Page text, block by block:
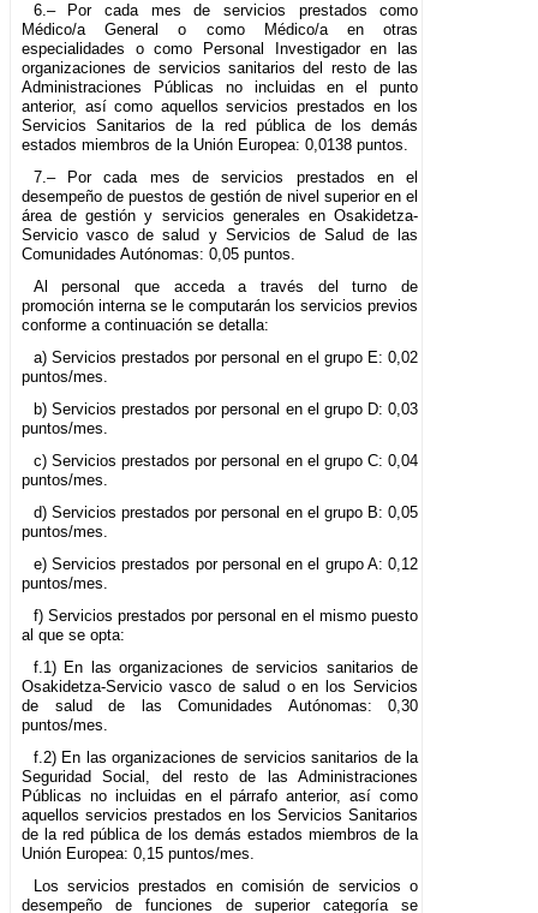
6.– Por cada mes de servicios prestados como
Médico/a General o como Médico/a en otras
especialidades o como Personal Investigador en las
organizaciones de servicios sanitarios del resto de las
Administraciones Públicas no incluidas en el punto
anterior, así como aquellos servicios prestados en los
Servicios Sanitarios de la red pública de los demás
estados miembros de la Unión Europea: 0,0138 puntos.
7.– Por cada mes de servicios prestados en el
desempeño de puestos de gestión de nivel superior en el
área de gestión y servicios generales en Osakidetza-
Servicio vasco de salud y Servicios de Salud de las
Comunidades Autónomas: 0,05 puntos.
Al personal que acceda a través del turno de
promoción interna se le computarán los servicios previos
conforme a continuación se detalla:
a) Servicios prestados por personal en el grupo E: 0,02
puntos/mes.
b) Servicios prestados por personal en el grupo D: 0,03
puntos/mes.
c) Servicios prestados por personal en el grupo C: 0,04
puntos/mes.
d) Servicios prestados por personal en el grupo B: 0,05
puntos/mes.
e) Servicios prestados por personal en el grupo A: 0,12
puntos/mes.
f) Servicios prestados por personal en el mismo puesto
al que se opta:
f.1) En las organizaciones de servicios sanitarios de
Osakidetza-Servicio vasco de salud o en los Servicios
de salud de las Comunidades Autónomas: 0,30
puntos/mes.
f.2) En las organizaciones de servicios sanitarios de la
Seguridad Social, del resto de las Administraciones
Públicas no incluidas en el párrafo anterior, así como
aquellos servicios prestados en los Servicios Sanitarios
de la red pública de los demás estados miembros de la
Unión Europea: 0,15 puntos/mes.
Los servicios prestados en comisión de servicios o
desempeño de funciones de superior categoría se